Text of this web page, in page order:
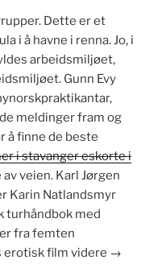
Dette er et
i å havne i renna. Jo, i
arbeidsmiljøet,
Gunn Evy
meldinger fram og
å finne de beste
i stavanger eskorte i
veien. Karl Jørgen
Karin Natlandsmyr
turhåndbok med
fra femten
erotisk film videre →